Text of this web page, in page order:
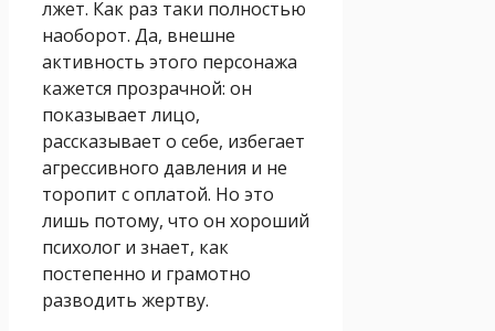
лжет. Как раз таки полностью
наоборот. Да, внешне
активность этого персонажа
кажется прозрачной: он
показывает лицо,
рассказывает о себе, избегает
агрессивного давления и не
торопит с оплатой. Но это
лишь потому, что он хороший
психолог и знает, как
постепенно и грамотно
разводить жертву.